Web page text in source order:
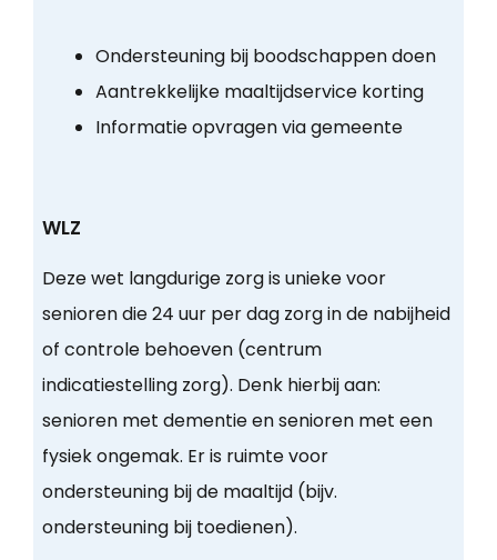
Ondersteuning bij boodschappen doen
Aantrekkelijke maaltijdservice korting
Informatie opvragen via gemeente
WLZ
Deze wet langdurige zorg is unieke voor
senioren die 24 uur per dag zorg in de nabijheid
of controle behoeven (centrum
indicatiestelling zorg). Denk hierbij aan:
senioren met dementie en senioren met een
fysiek ongemak. Er is ruimte voor
ondersteuning bij de maaltijd (bijv.
ondersteuning bij toedienen).